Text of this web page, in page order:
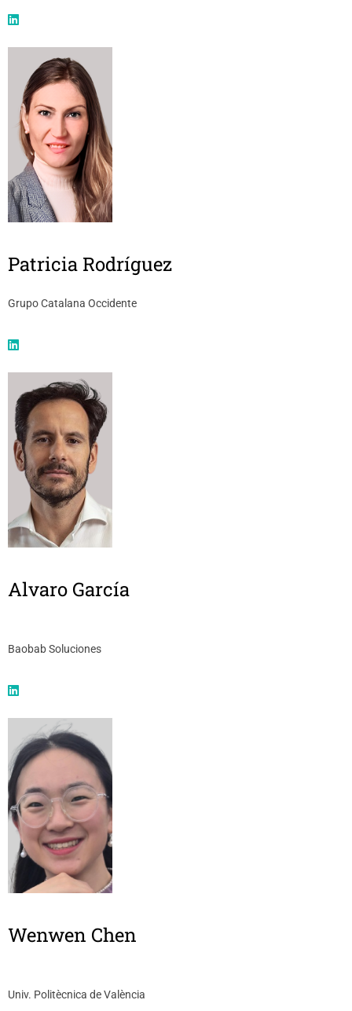
Patricia Rodríguez
Grupo Catalana Occidente
Alvaro García
Baobab Soluciones
Wenwen Chen
Univ. Politècnica de València